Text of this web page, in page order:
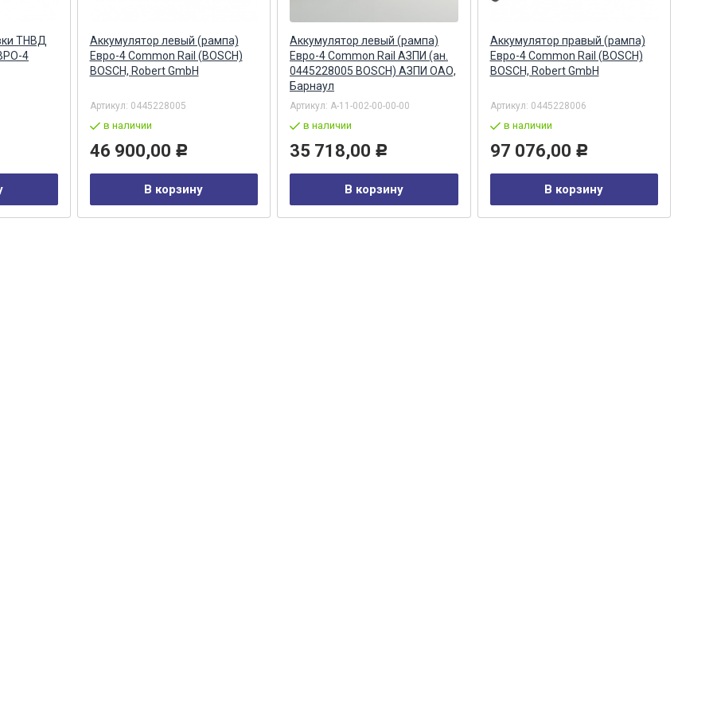
ТНВД
4
Аккумулятор левый (рампа)
Евро-4 Common Rail (BOSCH)
BOSCH, Robert GmbH
Артикул: 0445228005
в наличии
46 900,00 Р
В корзину
Аккумулятор левый (рампа)
Евро-4 Common Rail АЗПИ (ан.
0445228005 BOSCH) АЗПИ ОАО,
Барнаул
Артикул: А-11-002-00-00-00
в наличии
35 718,00 Р
В корзину
Аккумулятор правый (рампа)
Евро-4 Common Rail (BOSCH)
BOSCH, Robert GmbH
Артикул: 0445228006
в наличии
97 076,00 Р
В корзину